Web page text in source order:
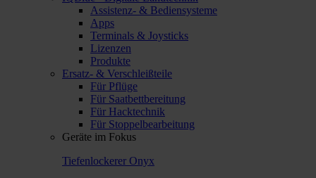
Assistenz- & Bediensysteme
Apps
Terminals & Joysticks
Lizenzen
Produkte
Ersatz- & Verschleißteile
Für Pflüge
Für Saatbettbereitung
Für Hacktechnik
Für Stoppelbearbeitung
Geräte im Fokus
Tiefenlockerer Onyx